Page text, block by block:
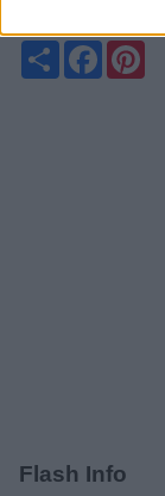
Partager
Flash Info